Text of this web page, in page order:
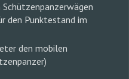
den Punktestand im
den mobilen